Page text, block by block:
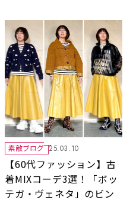
素敵ブログ 25.03.10
【60代ファッション】古
着MIXコーデ3選！「ボッ
テガ・ヴェネタ」のビン